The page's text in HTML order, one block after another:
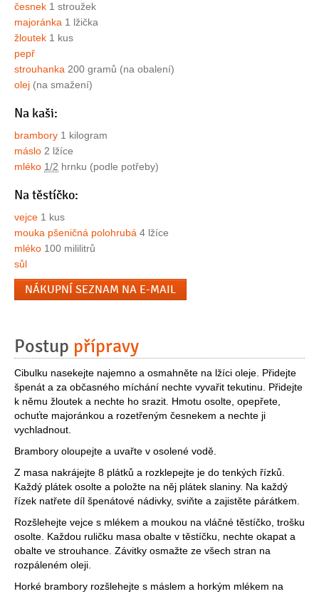
česnek 1 stroužek
majoránka 1 lžička
žloutek 1 kus
pepř
strouhanka 200 gramů (na obalení)
olej (na smažení)
Na kaši:
brambory 1 kilogram
máslo 2 lžíce
mléko 1/2 hrnku (podle potřeby)
Na těstíčko:
vejce 1 kus
mouka pšeničná polohrubá 4 lžíce
mléko 100 mililitrů
sůl
NÁKUPNÍ SEZNAM NA E-MAIL
Postup přípravy
Cibulku nasekejte najemno a osmahněte na lžíci oleje. Přidejte
špenát a za občasného míchání nechte vyvařit tekutinu. Přidejte
k němu žloutek a nechte ho srazit. Hmotu osolte, opepřete,
ochuťte majoránkou a rozetřeným česnekem a nechte ji
vychladnout.
Brambory oloupejte a uvařte v osolené vodě.
Z masa nakrájejte 8 plátků a rozklepejte je do tenkých řízků.
Každý plátek osolte a položte na něj plátek slaniny. Na každý
řízek natřete díl špenátové nádivky, sviňte a zajistěte párátkem.
Rozšlehejte vejce s mlékem a moukou na vláčné těstíčko, trošku
osolte. Každou ruličku masa obalte v těstíčku, nechte okapat a
obalte ve strouhance. Závitky osmažte ze všech stran na
rozpáleném oleji.
Horké brambory rozšlehejte s máslem a horkým mlékem na